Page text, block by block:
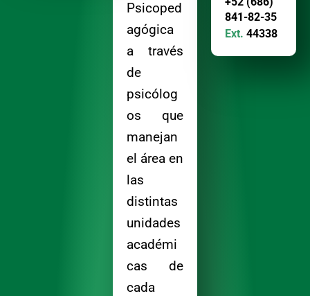
Psicoped
agógica
a través
de
psicólog
os que
manejan
el área en
las
distintas
unidades
académi
cas de
cada
841-82-35
Ext. 44338